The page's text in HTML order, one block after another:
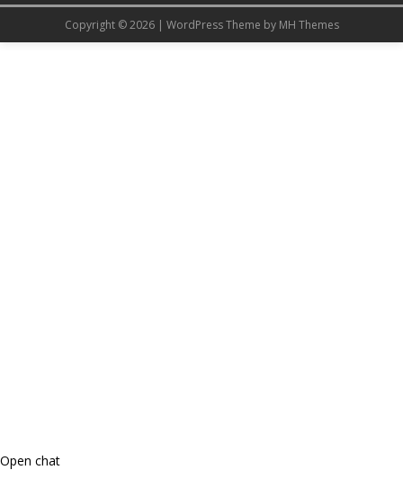
Copyright © 2026 | WordPress Theme by MH Themes
Open chat